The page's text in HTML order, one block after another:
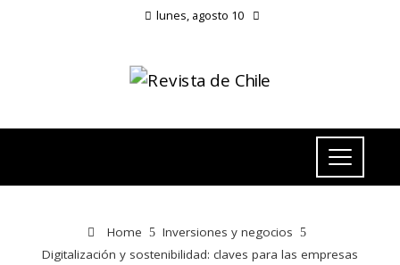
lunes, agosto 10
Home
Inversiones y negocios
Digitalización y sostenibilidad: claves para las empresas